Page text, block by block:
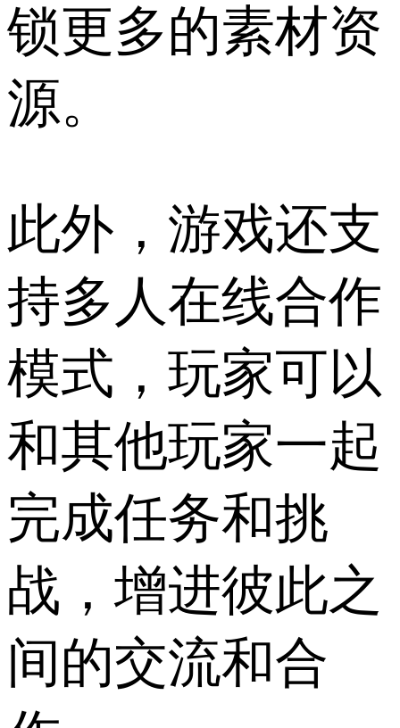
锁更多的素材资
源。
此外，游戏还支
持多人在线合作
模式，玩家可以
和其他玩家一起
完成任务和挑
战，增进彼此之
间的交流和合